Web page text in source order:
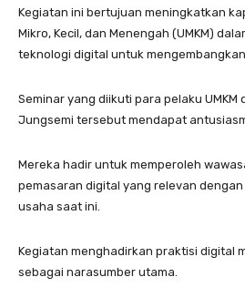
Kegiatan ini bertujuan meningkatkan
Mikro, Kecil, dan Menengah (UMKM)
teknologi digital untuk
Seminar yang diikuti para pelaku UMKM
Jungsemi tersebut mendapat
Mereka hadir untuk memperoleh
pemasaran digital yang relevan
usaha saat ini.
Kegiatan menghadirkan praktisi digital
sebagai narasumber utama.